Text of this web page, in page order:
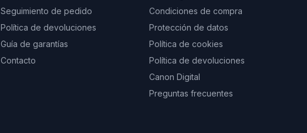
Seguimiento de pedido
Política de devoluciones
Guía de garantías
Contacto
Condiciones de compra
Protección de datos
Política de cookies
Política de devoluciones
Canon Digital
Preguntas frecuentes